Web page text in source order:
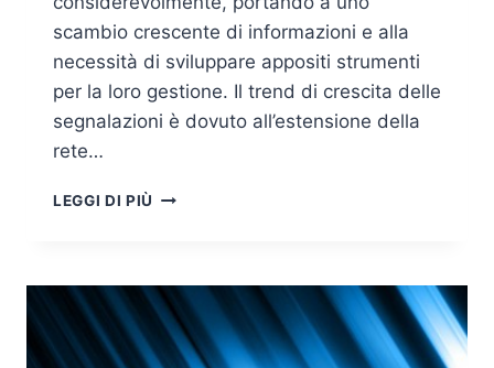
scambio crescente di informazioni e alla
necessità di sviluppare appositi strumenti
per la loro gestione. Il trend di crescita delle
segnalazioni è dovuto all’estensione della
rete…
LEGGI DI PIÙ IL
DI
PREVENZIONE
REAZIONE